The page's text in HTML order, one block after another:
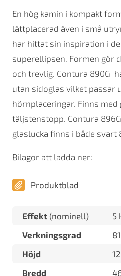
En hög kamin i kompakt
lättplacerad även i små
har hittat sin inspiration i
superellipsen. Formen gör
och trevlig. Contura 890G
utan sidoglas vilket passar
hörnplaceringar. Finns
täljstenstopp. Contura
glaslucka finns i både svart
Bilagor att ladda ner:
Produktblad
Effekt (nominell)
5
Verkningsgrad
Höjd
Bredd